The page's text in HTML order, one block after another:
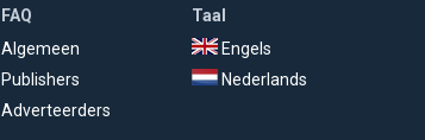
FAQ
Algemeen
Publishers
Adverteerders
Taal
Engels
Nederlands